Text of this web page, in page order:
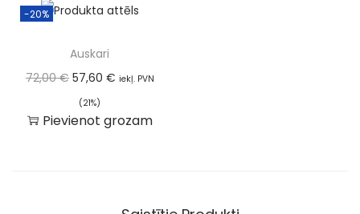
-20%
Auskari
72,00€ 57,60 € iekļ. PVN
(21%)
Pievienot grozam